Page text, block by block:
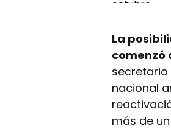
La
comenzó
secretario
nacional
más de